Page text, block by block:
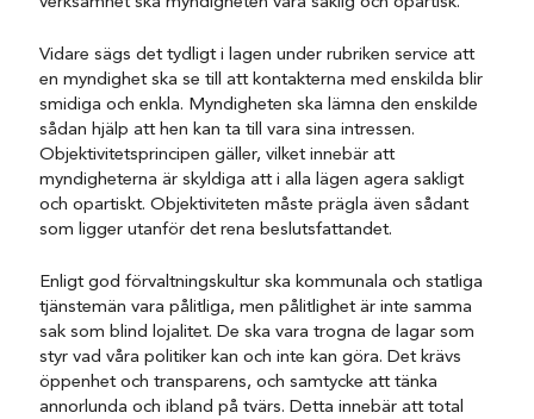
Vidare sägs det tydligt i lagen under rubriken service att
en myndighet ska se till att kontakterna med enskilda blir
smidiga och enkla. Myndigheten ska lämna den enskilde
sådan hjälp att hen kan ta till vara sina intressen.
Objektivitetsprincipen gäller, vilket innebär att
myndigheterna är skyldiga att i alla lägen agera sakligt
och opartiskt. Objektiviteten måste prägla även sådant
som ligger utanför det rena beslutsfattandet.
Enligt god förvaltningskultur ska kommunala och statliga
tjänstemän vara pålitliga, men pålitlighet är inte samma
sak som blind lojalitet. De ska vara trogna de lagar som
styr vad våra politiker kan och inte kan göra. Det krävs
öppenhet och transparens, och samtycke att tänka
annorlunda och ibland på tvärs. Detta innebär att total